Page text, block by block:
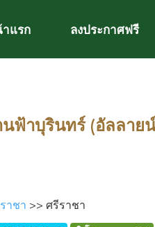
แรก ลงประกาศฟรี
ฟ้าบุรินทร์ (อัลลาย
าชา >> ศรีราชา